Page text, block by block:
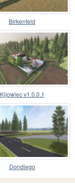
Birkenfeld
Kijowiec v1.0.0.1
Dondiego